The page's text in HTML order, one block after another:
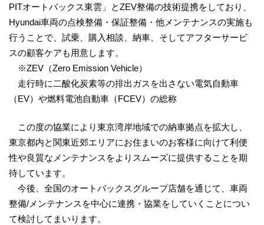
PITオートバックス東雲」とZEV整備の技術提携をしており、
Hyundai車両の点検整備・保証整備・他メンテナンスの実施も
行うことで、試乗、購入相談、納車、そしてアフターサービ
スの顧客ケアも用意します。
※ZEV（Zero Emission Vehicle）
走行時に⼆酸化炭素等の排出ガスを出さない電気自動車
（EV）や燃料電池自動車（FCEV）の総称
この度の協業により東京湾岸地域での納車拠点を拡大し、
東京都内と関東近郊エリアにお住まいのお客様に向けて利便
性や良質なメンテナンスをよりスムーズに提供することを期
待しています。
今後、全国のオートバックスグループ店舗を通じて、車両
整備/メンテナンスを中心に連携・協業をしていくことについ
て検討してまいります。